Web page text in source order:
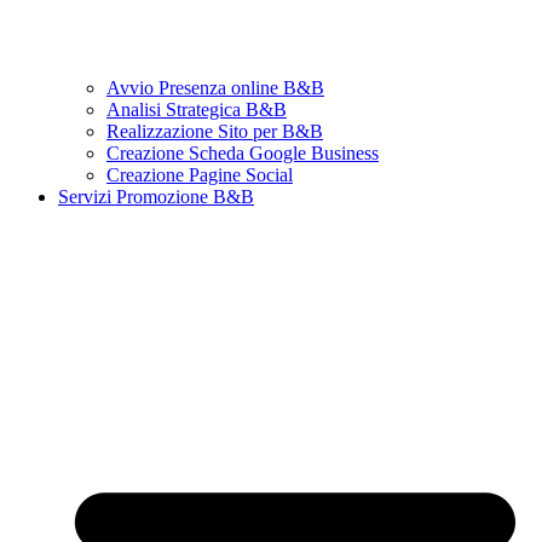
Avvio Presenza online B&B
Analisi Strategica B&B
Realizzazione Sito per B&B
Creazione Scheda Google Business
Creazione Pagine Social
Servizi Promozione B&B